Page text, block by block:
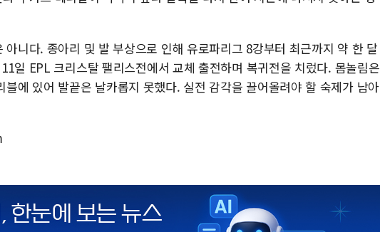
아니다. 종아리 및 발 부상으로 인해 유로파리그 8강부터 최근까지 약 한 달
일 EPL 크리스탈 팰리스전에서 교체 출전하며 복귀전을 치렀다. 몸놀림은
블에 있어 발끝은 날카롭지 못했다. 실전 감각을 끌어올려야 할 숙제가 남아